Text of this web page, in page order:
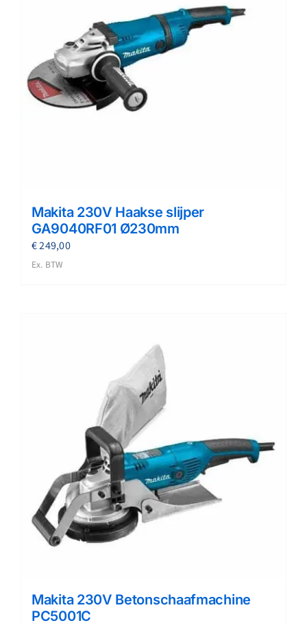
Makita 230V Haakse slijper
GA9040RF01 Ø230mm
€249,00
Ex. BTW
Makita 230V Betonschaafmachine
PC5001C